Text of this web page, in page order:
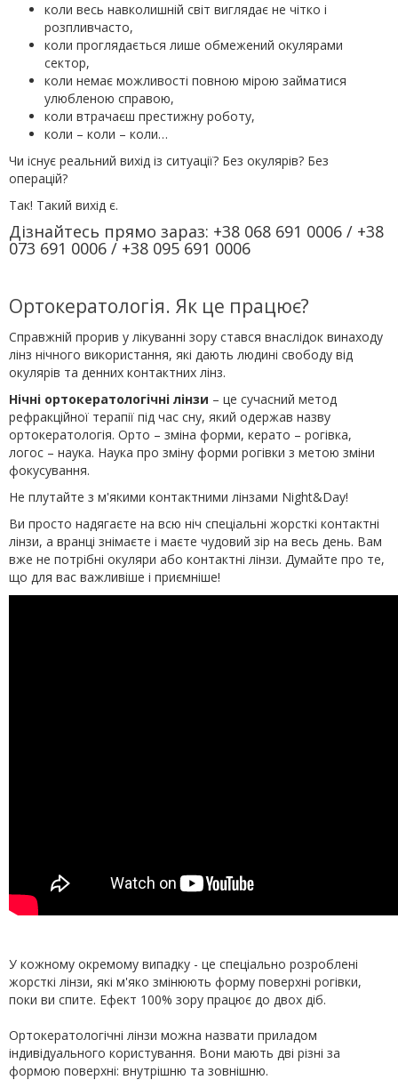
коли весь навколишній світ виглядає не чітко і
розпливчасто,
коли проглядається лише обмежений окулярами
сектор,
коли немає можливості повною мірою займатися
улюбленою справою,
коли втрачаєш престижну роботу,
коли – коли – коли…
Чи існує реальний вихід із ситуації? Без окулярів? Без
операцій?
Так! Такий вихід є.
Дізнайтесь прямо зараз: +38 068 691 0006 / +38
073 691 0006 / +38 095 691 0006
Ортокератологія. Як це працює?
Справжній прорив у лікуванні зору стався внаслідок винаходу
лінз нічного використання, які дають людині свободу від
окулярів та денних контактних лінз.
Нічні ортокератологічні лінзи – це сучасний метод
рефракційної терапії під час сну, який одержав назву
ортокератологія. Орто – зміна форми, керато – рогівка,
логос – наука. Наука про зміну форми рогівки з метою зміни
фокусування.
Не плутайте з м'якими контактними лінзами Night&Day!
Ви просто надягаєте на всю ніч спеціальні жорсткі контактні
лінзи, а вранці знімаєте і маєте чудовий зір на весь день. Вам
вже не потрібні окуляри або контактні лінзи. Думайте про те,
що для вас важливіше і приємніше!
У кожному окремому випадку - це спеціально розроблені
жорсткі лінзи, які м'яко змінюють форму поверхні рогівки,
поки ви спите. Ефект 100% зору працює до двох діб.
Ортокератологічні лінзи можна назвати приладом
індивідуального користування. Вони мають дві різні за
формою поверхні: внутрішню та зовнішню.